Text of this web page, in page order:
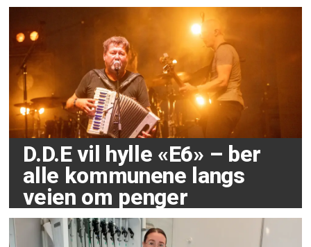
D.D.E vil hylle «E6» – ber
alle kommunene langs
veien om penger